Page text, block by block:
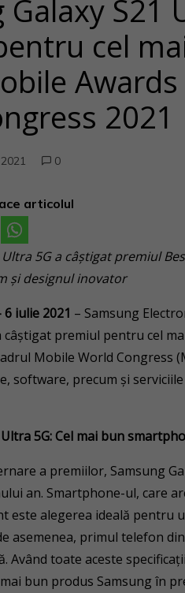
Galaxy S21
cel
2021
0
articolul
Ultra 5G a câștigat premiul
și designul inovator
iulie 2021 – Samsung
câștigat premiul pentru cel
Mobile World Congress
software, precum și
5G: Cel mai bun
a premiilor, Samsung
an. Smartphone-ul, care
este alegerea ideală pentru
asemenea, primul telefon
Având toate aceste
bun produs Samsung în